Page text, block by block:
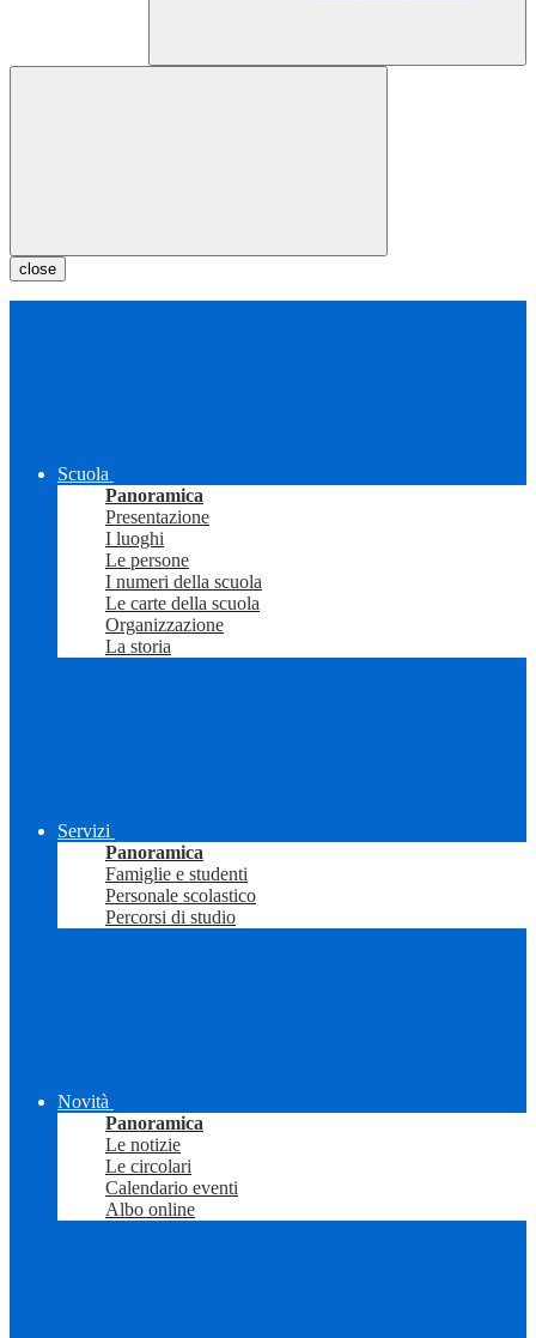
close
Scuola
Panoramica
Presentazione
I luoghi
Le persone
I numeri della scuola
Le carte della scuola
Organizzazione
La storia
Servizi
Panoramica
Famiglie e studenti
Personale scolastico
Percorsi di studio
Novità
Panoramica
Le notizie
Le circolari
Calendario eventi
Albo online